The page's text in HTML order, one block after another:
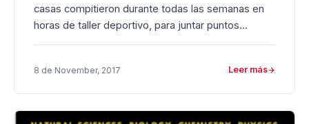
casas compitieron durante todas las semanas en
horas de taller deportivo, para juntar puntos…
8 de November, 2017 Leer más